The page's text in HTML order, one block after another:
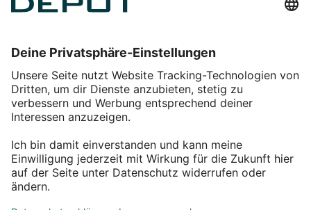
Service
Über DEPOT
Kontakt